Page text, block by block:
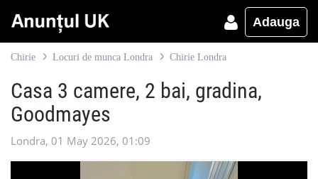
Adauga
Chirie Locuri de munca Londra Chirie Londra
Casa 3 camere, 2 bai, gradina,
Goodmayes
Londra, 01 May 2026, 01:09